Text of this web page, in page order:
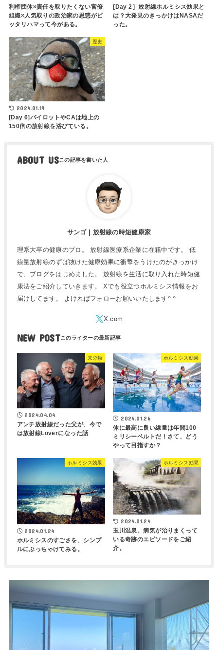
利権団体×責任を取りたくない官僚
組織×人気取りの政治家の思惑がピ
ッタリハマって今がある。
[Day 2］放射線ホルミシス効果と
は？大発見のきっかけはNASAだ
った。
歴史
2024.01.19
[Day 6]パイロットやCAは地上の
150倍の放射線を浴びている。
ABOUT US
サンゴ | 放射線の時短健康家
理系大卒の健康のプロ。 放射線医療系企業に在籍中です。 低
線量放射線のずば抜けた健康効果に衝撃をうけたのがきっかけ
で、ブログをはじめました。 放射線を生活に取り入れた時短健
康法をご紹介していきます。 Xでも役立つホルミシス情報をお
届けしてます。 よければフォローお願いいたします^ ^
NEW POST
未分類
2024.04.04
アンチ放射線だった父が、今で
は放射線Loverになった話
ホルミシス効果
2024.01.26
体に最高に良い線量は年間100
ミリシーベルトだ！さて、どう
やって目指すか？
ホルミシス効果
2024.01.24
ホルミシスのすごさを、シンプ
ルにぶっちゃけてみる。
ホルミシス効果
2024.01.24
玉川温泉。病気が治りまくって
いる奇跡のエピソードをご紹
介。